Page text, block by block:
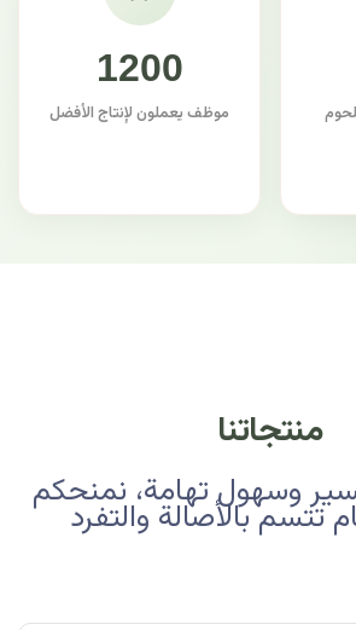
1200
موظف يعملون لإنتاج الأفضل
منتجاتنا
وسهول تهامة، نمنحكم
تتسم بالأصالة والتفرد